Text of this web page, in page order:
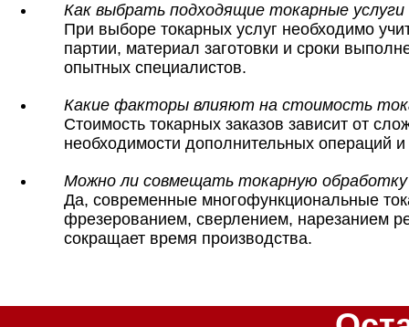
Как выбрать подходящие токарные услуги
При выборе токарных услуг необходимо
партии, материал заготовки и сроки
опытных специалистов.
Какие факторы влияют на стоимость
Стоимость токарных заказов зависит от
необходимости дополнительных операций
Можно ли совмещать токарную
Да, современные многофункциональные
фрезерованием, сверлением, нарезанием
сокращает время производства.